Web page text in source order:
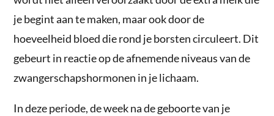
je begint aan te maken, maar ook door de
hoeveelheid bloed die rond je borsten circuleert. Dit
gebeurt in reactie op de afnemende niveaus van de
zwangerschapshormonen in je lichaam.
In deze periode, de week na de geboorte van je